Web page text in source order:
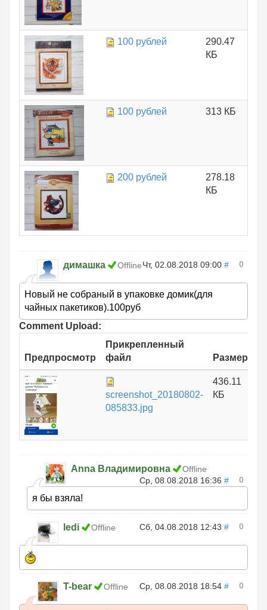
100 рублей
290.47
КБ
100 рублей 313 КБ
200 рублей
278.18
КБ
димашка Offline Чт, 02.08.2018 09:00 # 0
Новый не собраный в упаковке домик(для
чайных пакетиков).100руб
Comment Upload:
Предпросмотр
Прикрепленный
файл
Размер
screenshot_20180802-
085833.jpg
436.11
КБ
Anna Владимировна
Offline
Ср, 08.08.2018 16:36 # 0
я бы взяла!
ledi Offline Сб, 04.08.2018 12:43 # 0
T-bear Offline Ср, 08.08.2018 18:54 # 0